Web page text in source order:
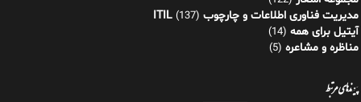
مدیریت فناوری اطلاعات و چارچوب ITIL (137)
آیتیل برای همه (14)
مناظره و مشاعره (5)
پیوندهای مرتبط